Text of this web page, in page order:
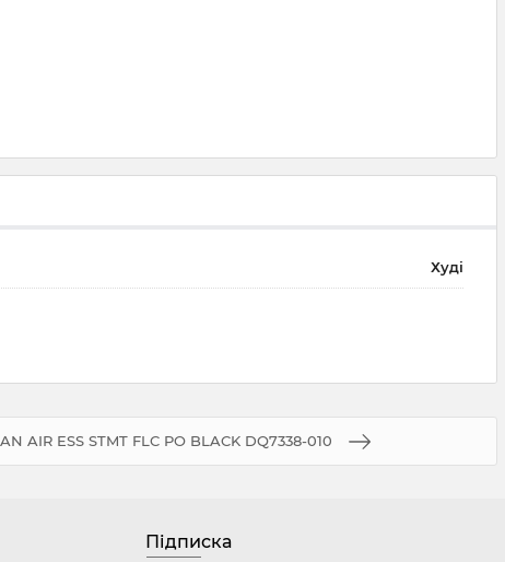
Худі
AIR ESS STMT FLC PO BLACK DQ7338-010
Підписка